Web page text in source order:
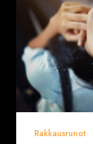
kauniimpaa
Rakkausrunot